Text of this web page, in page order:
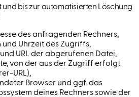
und bis zur automatisierten Löschung
des anfragenden Rechners,
und Uhrzeit des Zugriffs,
URL der abgerufenen Datei,
von der aus der Zugriff erfolgt
URL),
Browser und ggf. das
deines Rechners sowie der